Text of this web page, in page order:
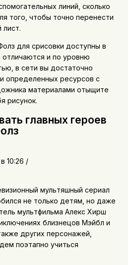
линий, сколько
того, чтобы точно перенести
лист.
для срисовки доступны в
отличаются и по уровню
в сети вы достаточно
определенных ресурсов с
материалами отыщите
рисунок.
главных героев
10:26 /
мультяшный сериал
не только детям, но даже
мультфильма Алекс Хирш
близнецов Мэйбл и
других персонажей,
поэтапно учиться